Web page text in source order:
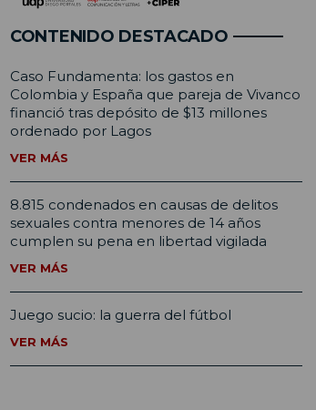
CONTENIDO DESTACADO
Caso Fundamenta: los gastos en
Colombia y España que pareja de Vivanco
financió tras depósito de $13 millones
ordenado por Lagos
VER MÁS
8.815 condenados en causas de delitos
sexuales contra menores de 14 años
cumplen su pena en libertad vigilada
VER MÁS
Juego sucio: la guerra del fútbol
VER MÁS